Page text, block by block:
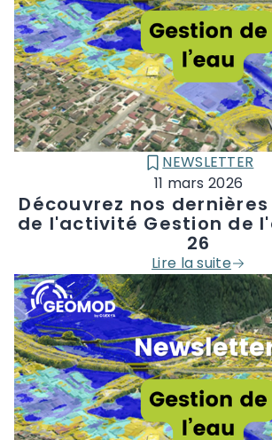
Découvrez nos
de l'activité Gestion de
26
Lire la suite
CATÉGORIE :
NEWSLETTER
11 mars 2026